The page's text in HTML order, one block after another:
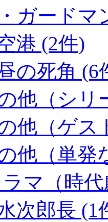
ガードマ
港 (2件)
の死角 (6
他（シリ
他（ゲス
他（単発
マ（時代
次郎長 (1